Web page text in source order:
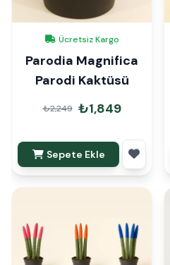
Ücretsiz Kargo
Parodia Magnifica
Parodi Kaktüsü
₺2,249 ₺1,849
Sepete Ekle